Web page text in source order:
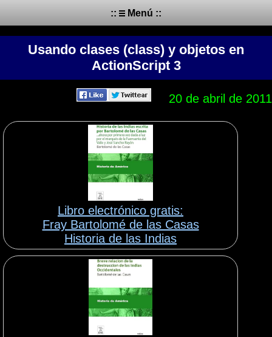
:: Menú ::
Usando clases (class) y objetos en
ActionScript 3
20 de abril de 2011
Libro electrónico gratis:
Fray Bartolomé de las Casas
Historia de las Indias